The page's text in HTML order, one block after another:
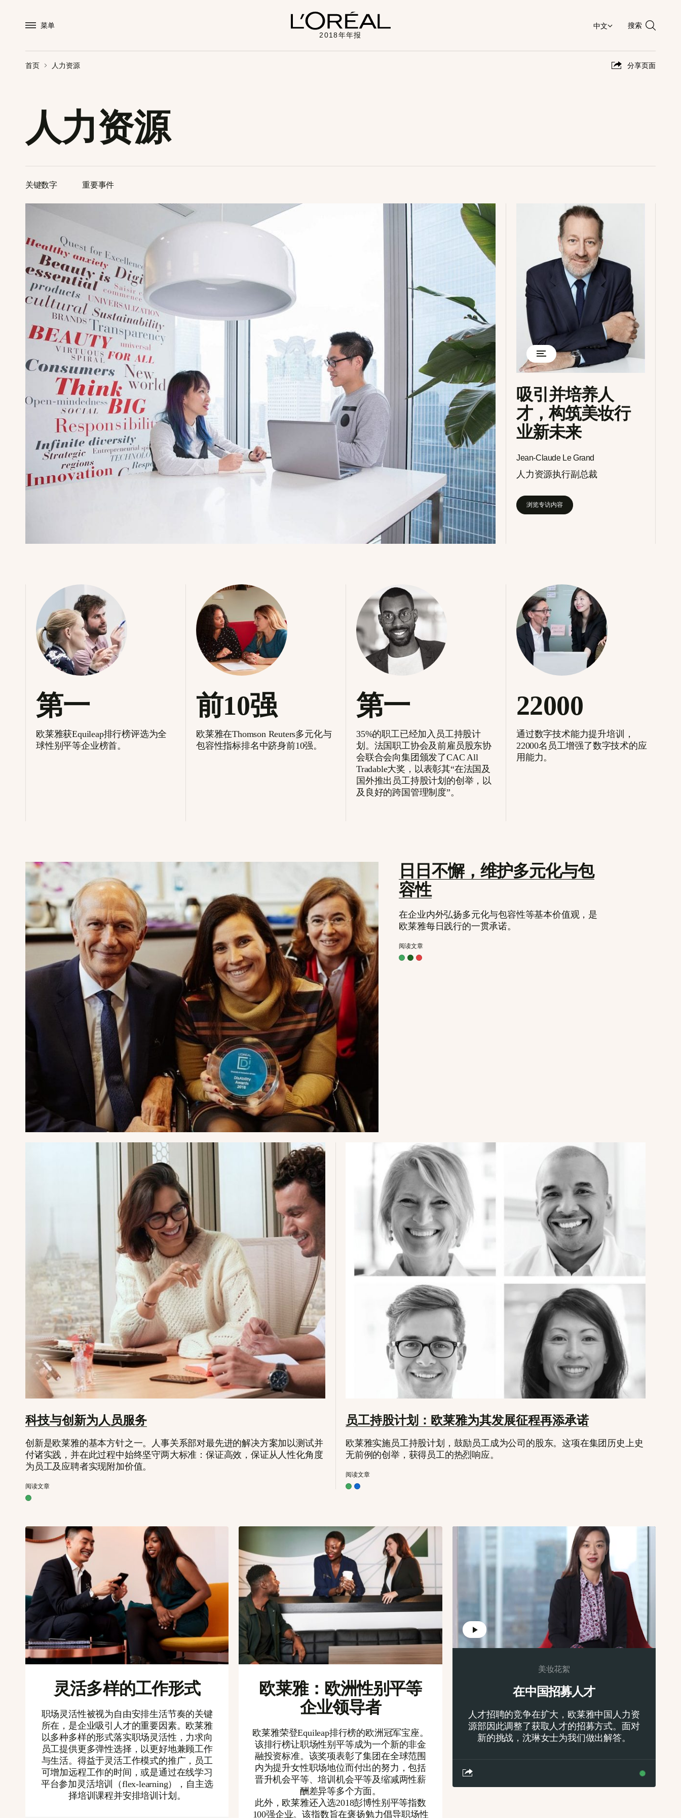
菜单
2018年年报
搜索
首页 人力资源 分享页面
人力资源
关键数字 重要事件
吸引并培养人
才，构筑美妆行
业新未来
Jean-Claude Le Grand
人力资源执行副总裁
浏览专访内容
第一
欧莱雅获Equileap排行榜评选为全
球性别平等企业榜首。
前10强
欧莱雅在Thomson Reuters多元化与
包容性指标排名中跻身前10强。
第一
35%的职工已经加入员工持股计
划。法国职工协会及前雇员股东协
会联合会向集团颁发了CAC All
Tradable大奖，以表彰其“在法国及
国外推出员工持股计划的创举，以
及良好的跨国管理制度”。
22000
通过数字技术能力提升培训，
22000名员工增强了数字技术的应
用能力。
日日不懈，维护多元化与包
容性
在企业内外弘扬多元化与包容性等基本价值观，是
欧莱雅每日践行的一贯承诺。
阅读文章
科技与创新为人员服务
创新是欧莱雅的基本方针之一。人事关系部对最先进的解决方案加以测试并
付诸实践，并在此过程中始终坚守两大标准：保证高效，保证从人性化角度
为员工及应聘者实现附加价值。
阅读文章
员工持股计划：欧莱雅为其发展征程再添承诺
欧莱雅实施员工持股计划，鼓励员工成为公司的股东。这项在集团历史上史
无前例的创举，获得员工的热烈响应。
阅读文章
灵活多样的工作形式
职场灵活性被视为自由安排生活节奏的关键
所在，是企业吸引人才的重要因素。欧莱雅
以多种多样的形式落实职场灵活性，力求向
员工提供更多弹性选择，以更好地兼顾工作
与生活。得益于灵活工作模式的推广，员工
可增加远程工作的时间，或是通过在线学习
平台参加灵活培训（flex-learning），自主选
择培训课程并安排培训计划。
欧莱雅：欧洲性别平等
企业领导者
欧莱雅荣登Equileap排行榜的欧洲冠军宝座。
该排行榜让职场性别平等成为一个新的非金
融投资标准。该奖项表彰了集团在全球范围
内为提升女性职场地位而付出的努力，包括
晋升机会平等、培训机会平等及缩减两性薪
酬差异等多个方面。
此外，欧莱雅还入选2018彭博性别平等指数
100强企业。该指数旨在褒扬勉力倡导职场性
美妆花絮
在中国招募人才
人才招聘的竞争在扩大，欧莱雅中国人力资
源部因此调整了获取人才的招募方式。面对
新的挑战，沈琳女士为我们做出解答。